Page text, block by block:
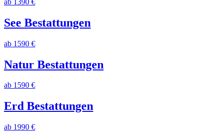
See Bestattungen
ab 1590 €
Natur Bestattungen
ab 1590 €
Erd Bestattungen
ab 1990 €